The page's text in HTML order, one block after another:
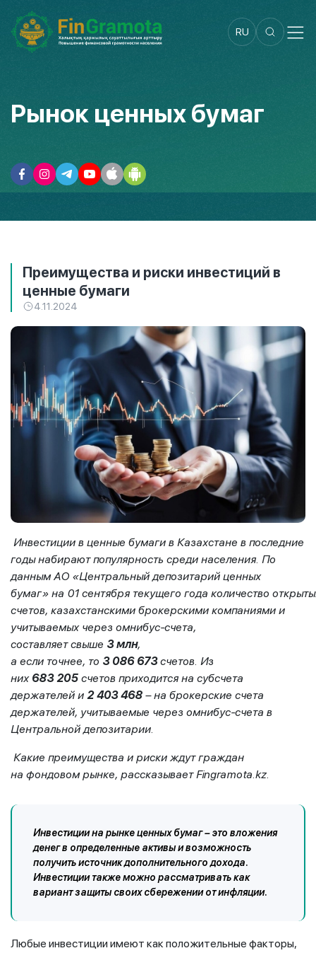
RU
Рынок ценных бумаг
Преимущества и риски инвестиций в
ценные бумаги
4.11.2024
Инвестиции в ценные бумаги в Казахстане в последние
годынабираютпопулярность среди населения. По
данным АО «Центральный депозитарий ценных
бумаг» на 01 сентября текущего года количество
счетов, казахстанскими брокерскими компаниями и
учитываемых через омнибус-счета,
составляетсвыше 3млн,
а если точнее, то 3086 673счетов. Из
них 683 205 счетов приходится на субсчета
держателей и 2 403 468 – на брокерские счета
держателей, учитываемые через омнибус-счета в
Центральной депозитарии.
Какие преимущества и риски ждут граждан
на фондовомрынке, рассказывает Fingramota.kz.
Инвестиции на рынке ценных бумаг – это вложения
денег в определенные активы и возможность
получить источник дополнительного дохода.
Инвестиции также можно рассматривать как
вариант защиты своих сбережении от инфляции.
Любые инвестиции имеют как положительные факторы,